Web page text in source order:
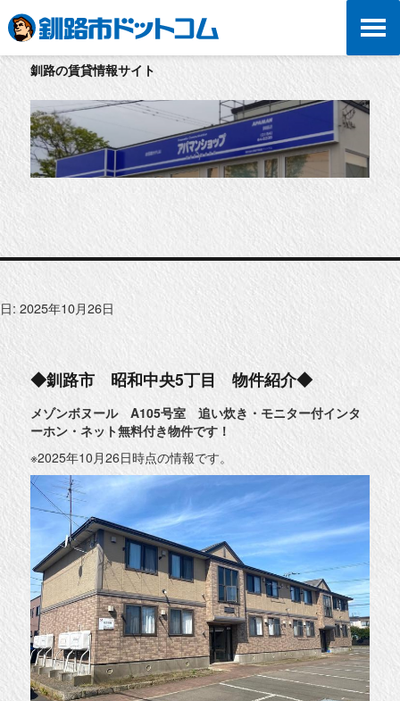
釧路の賃貸情報サイト
日: 2025年10月26日
◆釧路市 昭和中央5丁目 物件紹介◆
メゾンボヌール A105号室 追い炊き・モニター付インタ
ーホン・ネット無料付き物件です！
※2025年10月26日時点の情報です。